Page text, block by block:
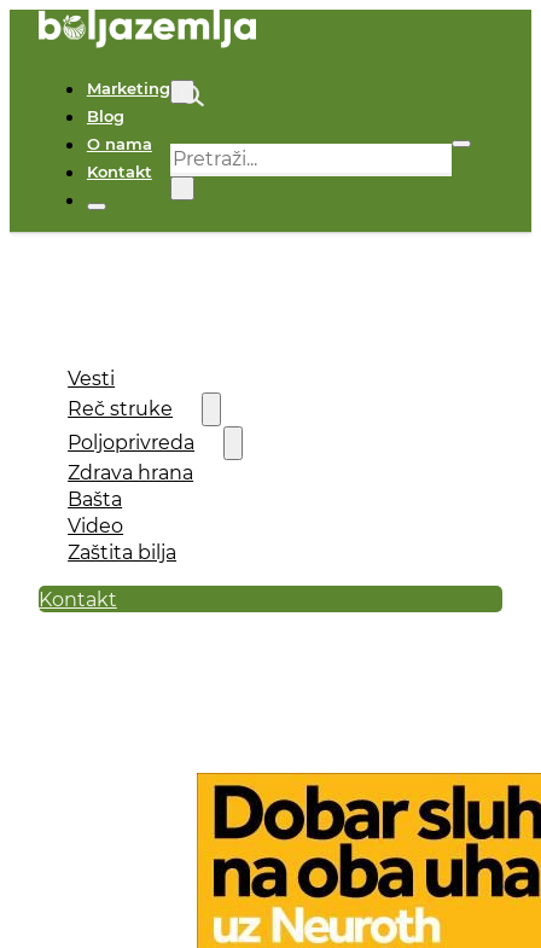
Marketing
Blog
O nama
Kontakt
Pretraga
Vesti
Reč struke
Poljoprivreda
Zdrava hrana
Bašta
Video
Zaštita bilja
Kontakt